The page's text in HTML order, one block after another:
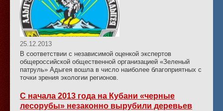
25.12.2013
В соответствии с независимой оценкой экспертов
общероссийской общественной организацией «Зеленый
патруль» Адыгея вошла в число наиболее благоприятных с
точки зрения экологии регионов.
С начала 2013 года на Кубани «черные
лесорубы» незаконно вырубили деревьев